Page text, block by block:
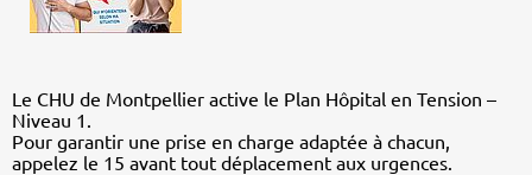
Le CHU de Montpellier active le Plan Hôpital en Tension –
Niveau 1.
Pour garantir une prise en charge adaptée à chacun,
appelez le 15 avant tout déplacement aux urgences.